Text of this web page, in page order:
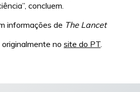
concluem.
informações de The Lancet
no site do PT.